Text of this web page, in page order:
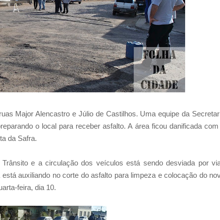
Major Alencastro e Júlio de Castilhos. Uma equipe da
o local para receber asfalto. A área ficou danificada
da Safra.
e a circulação dos veículos está sendo desviada por
auxiliando no corte do asfalto para limpeza e colocação do
feira, dia 10.